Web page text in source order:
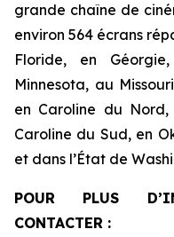
grande chaîne de
environ 564 écrans
Floride, en
Minnesota, au
en Caroline du
Caroline du Sud, en
et dans l’État de
POUR PLUS
CONTACTER :